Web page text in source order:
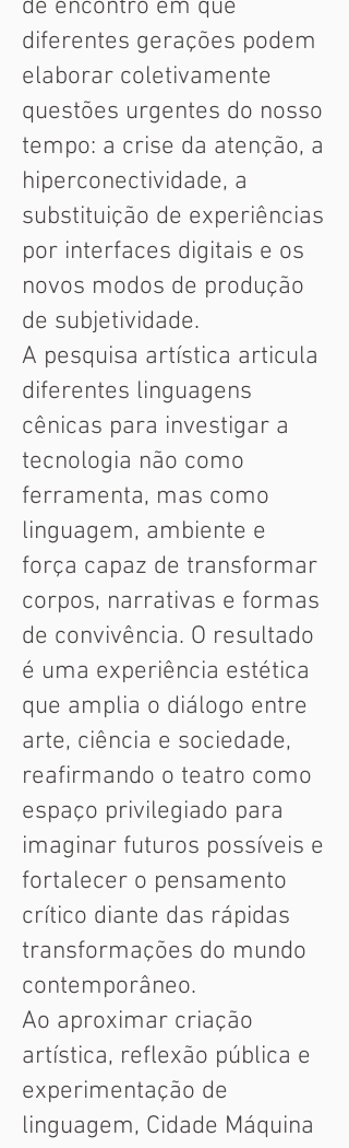
de encontro em que
diferentes gerações podem
elaborar coletivamente
questões urgentes do nosso
tempo: a crise da atenção, a
hiperconectividade, a
substituição de experiências
por interfaces digitais e os
novos modos de produção
de subjetividade.
A pesquisa artística articula
diferentes linguagens
cênicas para investigar a
tecnologia não como
ferramenta, mas como
linguagem, ambiente e
força capaz de transformar
corpos, narrativas e formas
de convivência. O resultado
é uma experiência estética
que amplia o diálogo entre
arte, ciência e sociedade,
reafirmando o teatro como
espaço privilegiado para
imaginar futuros possíveis e
fortalecer o pensamento
crítico diante das rápidas
transformações do mundo
contemporâneo.
Ao aproximar criação
artística, reflexão pública e
experimentação de
linguagem, Cidade Máquina